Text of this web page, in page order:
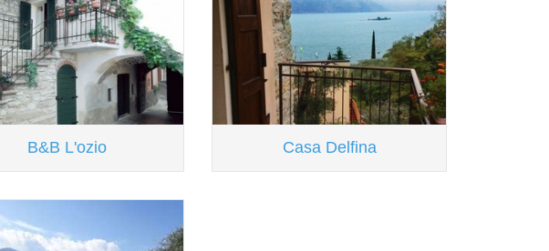
B&B L'ozio Casa Delfina